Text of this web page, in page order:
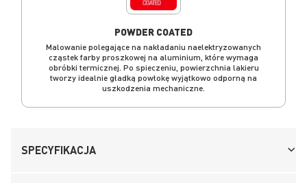
POWDER COATED
Malowanie polegające na nakładaniu naelektryzowanych
cząstek farby proszkowej na aluminium, które wymaga
obróbki termicznej. Po spieczeniu, powierzchnia lakieru
tworzy idealnie gładką powłokę wyjątkowo odporną na
uszkodzenia mechaniczne.
SPECYFIKACJA